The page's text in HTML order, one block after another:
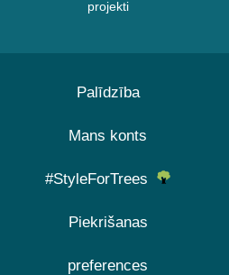
projekti
Palīdzība
Mans konts
#StyleForTrees
Piekrišanas
preferences